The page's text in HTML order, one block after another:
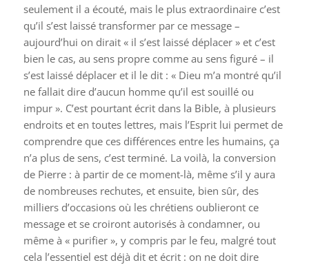
seulement il a écouté, mais le plus extraordinaire c’est
qu’il s’est laissé transformer par ce message –
aujourd’hui on dirait « il s’est laissé déplacer » et c’est
bien le cas, au sens propre comme au sens figuré – il
s’est laissé déplacer et il le dit : « Dieu m’a montré qu’il
ne fallait dire d’aucun homme qu’il est souillé ou
impur ». C’est pourtant écrit dans la Bible, à plusieurs
endroits et en toutes lettres, mais l’Esprit lui permet de
comprendre que ces différences entre les humains, ça
n’a plus de sens, c’est terminé. La voilà, la conversion
de Pierre : à partir de ce moment-là, même s’il y aura
de nombreuses rechutes, et ensuite, bien sûr, des
milliers d’occasions où les chrétiens oublieront ce
message et se croiront autorisés à condamner, ou
même à « purifier », y compris par le feu, malgré tout
cela l’essentiel est déjà dit et écrit : on ne doit dire